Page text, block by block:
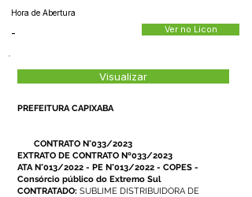
Hora de Abertura
- Ver no Licon
Visualizar
PREFEITURA CAPIXABA
CONTRATO N°033/2023
EXTRATO DE CONTRATO Nº033/2023
ATA N°013/2022 - PE N°013/2022 - COPES -
Consórcio público do Extremo Sul
CONTRATADO: SUBLIME DISTRIBUIDORA DE